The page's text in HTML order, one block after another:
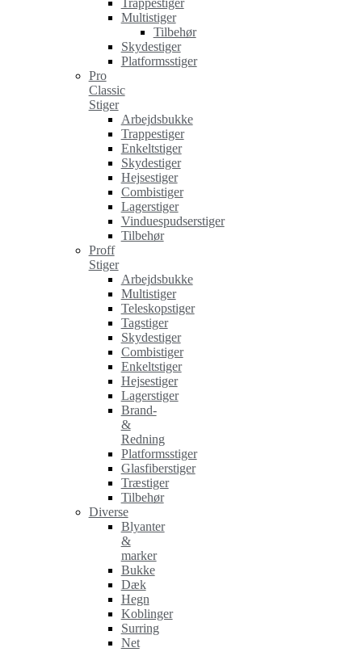
Trappestiger
Multistiger
Tilbehør
Skydestiger
Platformsstiger
Pro
Classic
Stiger
Arbejdsbukke
Trappestiger
Enkeltstiger
Skydestiger
Hejsestiger
Combistiger
Lagerstiger
Vinduespudserstiger
Tilbehør
Proff
Stiger
Arbejdsbukke
Multistiger
Teleskopstiger
Tagstiger
Skydestiger
Combistiger
Enkeltstiger
Hejsestiger
Lagerstiger
Brand-
&
Redning
Platformsstiger
Glasfiberstiger
Træstiger
Tilbehør
Diverse
Blyanter
&
marker
Bukke
Dæk
Hegn
Koblinger
Surring
Net